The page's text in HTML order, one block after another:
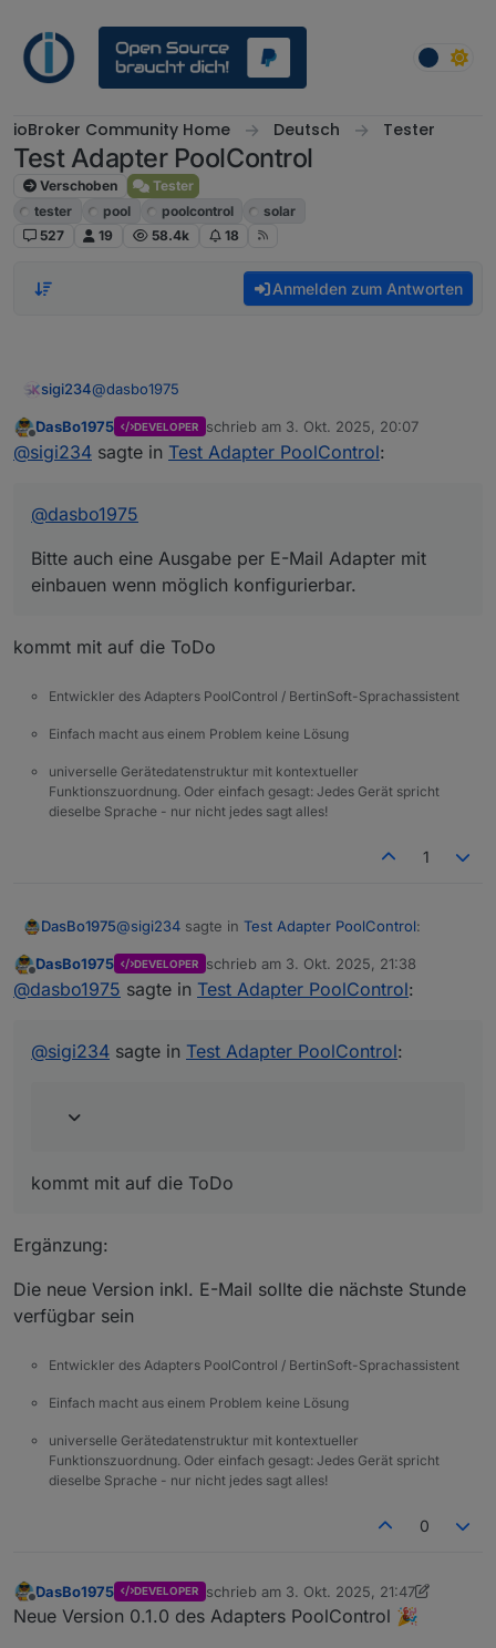
ioBroker Community Home Deutsch Tester
Test Adapter PoolControl
Verschoben
Tester
tester
pool poolcontrol
solar
527
19 58.4k 18
Anmelden zum Antworten
sigi234@dasbo1975
Bitte auch eine Ausgabe per E-Mail Adapter mit
einbauen wenn möglich konfigurierbar.
Offline
DasBo1975 DEVELOPER schrieb am 3. Okt. 2025, 20:07
zuletzt editiert von
@sigi234 sagte in Test Adapter PoolControl:
@dasbo1975
Bitte auch eine Ausgabe per E-Mail Adapter mit
einbauen wenn möglich konfigurierbar.
kommt mit auf die ToDo
Entwickler des Adapters PoolControl / BertinSoft-Sprachassistent
Einfach macht aus einem Problem keine Lösung
universelle Gerätedatenstruktur mit kontextueller
Funktionszuordnung. Oder einfach gesagt: Jedes Gerät spricht
dieselbe Sprache - nur nicht jedes sagt alles!
1
DasBo1975@sigi234 sagte in Test Adapter PoolControl:
@dasbo1975
mit einbauen wenn möglich konfigurierbar.
Offline
DasBo1975 DEVELOPER schrieb am 3. Okt. 2025, 21:38
zuletzt editiert von
@dasbo1975 sagte in Test Adapter PoolControl:
@sigi234 sagte in Test Adapter PoolControl:
kommt mit auf die ToDo
Ergänzung:
Die neue Version inkl. E-Mail sollte die nächste Stunde
verfügbar sein
Entwickler des Adapters PoolControl / BertinSoft-Sprachassistent
Einfach macht aus einem Problem keine Lösung
universelle Gerätedatenstruktur mit kontextueller
Funktionszuordnung. Oder einfach gesagt: Jedes Gerät spricht
dieselbe Sprache - nur nicht jedes sagt alles!
0
Offline
DasBo1975 DEVELOPER schrieb am 3. Okt. 2025, 21:47
zuletzt editiert von DasBo197510. März
Neue Version 0.1.0 des Adapters PoolControl 🎉